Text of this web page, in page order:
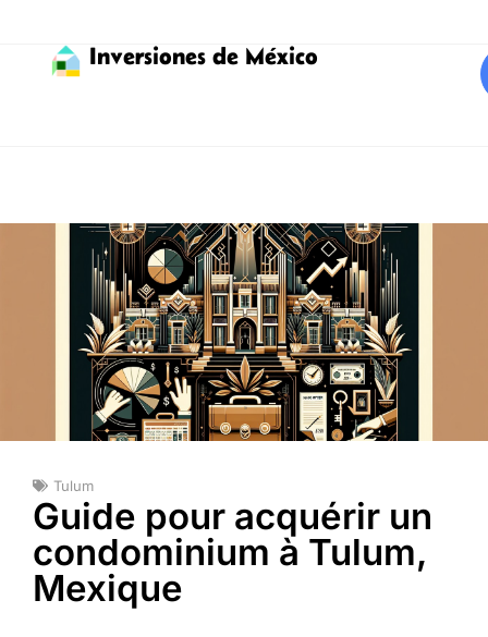
Inversiones de México
Tulum
Guide pour acquérir un
condominium à Tulum,
Mexique